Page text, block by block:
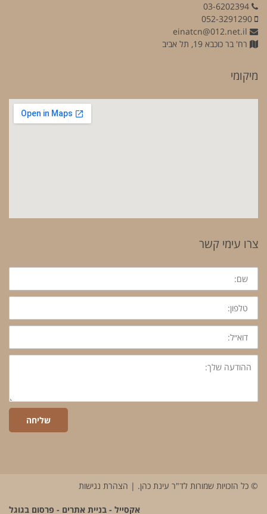
03-6202394
052-3291290
einatcn@012.net.il
רח' בר כוכבא 19, תל אביב
מיקומי
צרו עימי קשר
שם:
טלפון:
דוא״ל:
ההודעה
שלך:
שליחה
© כל הזכויות שמורות לד"ר עינת כהן. | הצהרת נגישות
אקסייל - בניית אתרים - פרסום בגוגל